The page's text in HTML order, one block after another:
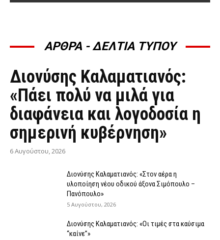
ΑΡΘΡΑ - ΔΕΛΤΙΑ ΤΥΠΟΥ
ΆΡΘΡΑ - ΔΕΛΤΊΑ ΤΎΠΟΥ
Διονύσης Καλαματιανός:
«Πάει πολύ να μιλά για
διαφάνεια και λογοδοσία η
σημερινή κυβέρνηση»
6 Αυγούστου, 2026
Διονύσης Καλαματιανός: «Στον αέρα η
υλοποίηση νέου οδικού άξονα Σιμόπουλο –
Πανόπουλο»
5 Αυγούστου, 2026
Διονύσης Καλαματιανός: «Οι τιμές στα καύσιμα
“καίνε”»